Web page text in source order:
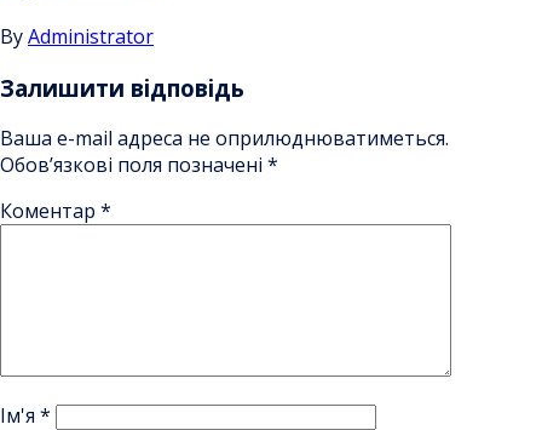
ByAdministrator
Залишити відповідь
Ваша e-mail адреса не оприлюднюватиметься.
Обов’язкові поля позначені *
Коментар *
Ім'я *